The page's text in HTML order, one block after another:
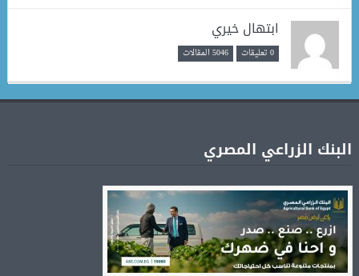
ابتهال خيري
0 تعليقات 5046 المقالات
البنك الزراعي المصري